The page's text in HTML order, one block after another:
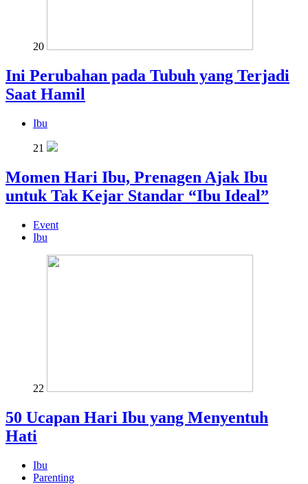
20
Ini Perubahan pada Tubuh yang Terjadi
Saat Hamil
Ibu
21
Momen Hari Ibu, Prenagen Ajak Ibu
untuk Tak Kejar Standar “Ibu Ideal”
Event
Ibu
22
50 Ucapan Hari Ibu yang Menyentuh
Hati
Ibu
Parenting